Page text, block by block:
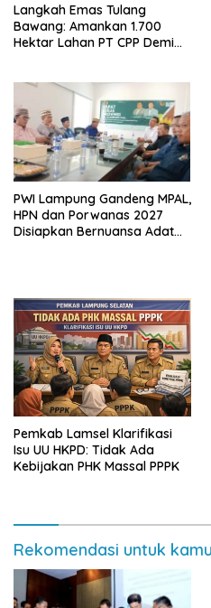
Langkah Emas Tulang
Bawang: Amankan 1.700
Hektar Lahan PT CPP Demi
PWI Lampung Gandeng MPAL,
HPN dan Porwanas 2027
Disiapkan Bernuansa Adat
Pemkab Lamsel Klarifikasi
Isu UU HKPD: Tidak Ada
Kebijakan PHK Massal PPPK
Rekomendasi untuk kamu